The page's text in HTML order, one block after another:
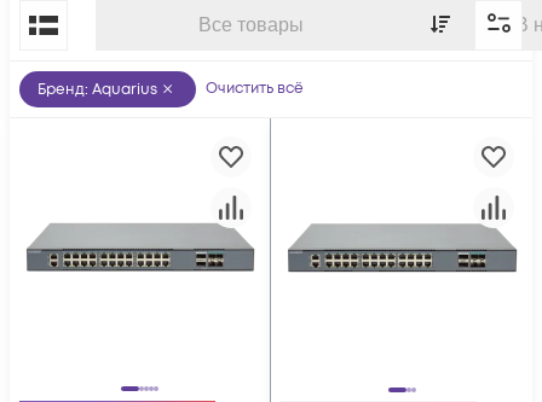
Все товары В
По популярности
Бренд: Aquarius Очистить всё